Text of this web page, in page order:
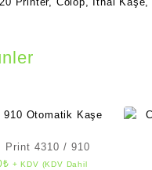
Print 4310 / 910
₺ + KDV (KDV Dahil